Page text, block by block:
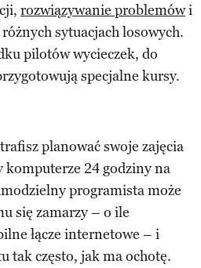
rozwiązywanie problemówi
sytuacjach losowych.
pilotów wycieczek, do
specjalne kursy.
planować swoje zajęcia
komputerze 24 godziny na
programista może
się zamarzy – o ile
łącze internetowe – i
tak często, jak ma ochotę.